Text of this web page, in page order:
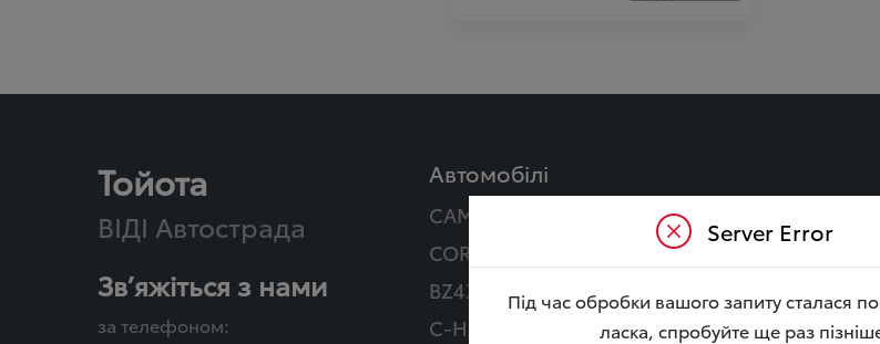
Тойота
ВІДІ Автострада
Зв’яжіться з нами
за телефоном:
Автомобілі
CAMRY
COROLLA Гібрид
BZ4X Touring
YARIS
C-HR Гібрид
COROLLA
Server Error
Під час обробки вашого запиту сталася
ласка, спробуйте ще раз